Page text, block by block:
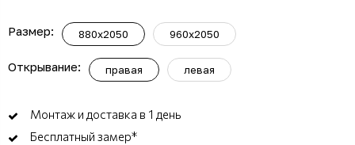
Размер: 880x2050 960x2050
Открывание: правая левая
Монтаж и доставка в 1 день
Бесплатный замер*